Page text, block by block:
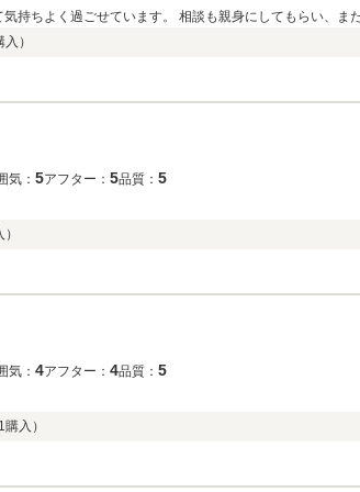
持ちよく過ごせています。 相談も親身にしてもらい、ま
入）
気： 5アフター： 5品質： 5
気： 4アフター： 4品質： 5
購入）